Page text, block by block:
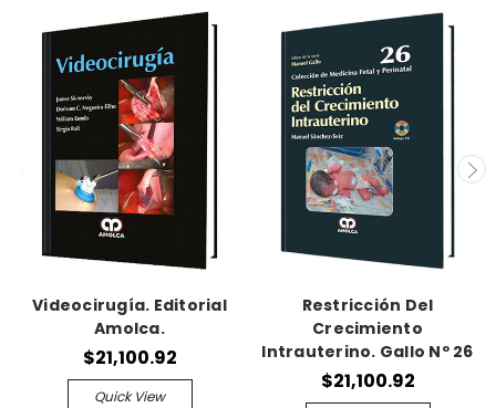
Videocirugía. Editorial
Amolca.
$21,100.92
Quick View
Restricción Del
Crecimiento
Intrauterino. Gallo Nº 26
$21,100.92